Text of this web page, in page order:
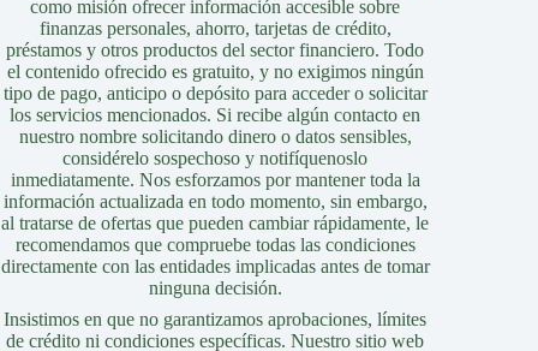
como misión ofrecer información accesible sobre
finanzas personales, ahorro, tarjetas de crédito,
préstamos y otros productos del sector financiero. Todo
el contenido ofrecido es gratuito, y no exigimos ningún
tipo de pago, anticipo o depósito para acceder o solicitar
los servicios mencionados. Si recibe algún contacto en
nuestro nombre solicitando dinero o datos sensibles,
considérelo sospechoso y notifíquenoslo
inmediatamente. Nos esforzamos por mantener toda la
información actualizada en todo momento, sin embargo,
al tratarse de ofertas que pueden cambiar rápidamente, le
recomendamos que compruebe todas las condiciones
directamente con las entidades implicadas antes de tomar
ninguna decisión.
Insistimos en que no garantizamos aprobaciones, límites
de crédito ni condiciones específicas. Nuestro sitio web